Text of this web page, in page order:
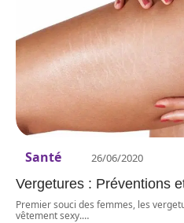
Santé 26/06/2020
Vergetures : Préventions
Premier souci des femmes, les
vêtement sexy.…